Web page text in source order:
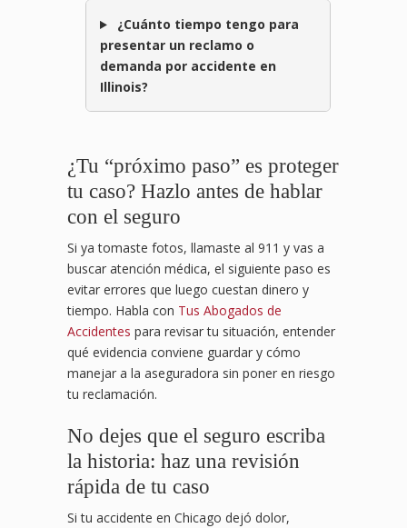
¿Cuánto tiempo tengo para
presentar un reclamo o
demanda por accidente en
Illinois?
¿Tu “próximo paso” es proteger
tu caso? Hazlo antes de hablar
con el seguro
Si ya tomaste fotos, llamaste al 911 y vas a
buscar atención médica, el siguiente paso es
evitar errores que luego cuestan dinero y
tiempo. Habla con Tus Abogados de
Accidentes para revisar tu situación, entender
qué evidencia conviene guardar y cómo
manejar a la aseguradora sin poner en riesgo
tu reclamación.
No dejes que el seguro escriba
la historia: haz una revisión
rápida de tu caso
Si tu accidente en Chicago dejó dolor,